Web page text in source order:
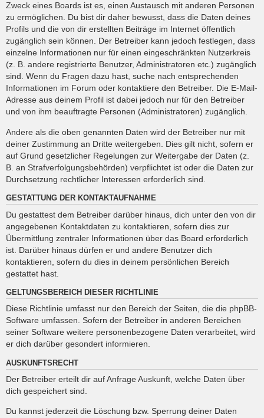
Zweck eines Boards ist es, einen Austausch mit anderen Personen
zu ermöglichen. Du bist dir daher bewusst, dass die Daten deines
Profils und die von dir erstellten Beiträge im Internet öffentlich
zugänglich sein können. Der Betreiber kann jedoch festlegen, dass
einzelne Informationen nur für einen eingeschränkten Nutzerkreis
(z. B. andere registrierte Benutzer, Administratoren etc.) zugänglich
sind. Wenn du Fragen dazu hast, suche nach entsprechenden
Informationen im Forum oder kontaktiere den Betreiber. Die E-Mail-
Adresse aus deinem Profil ist dabei jedoch nur für den Betreiber
und von ihm beauftragte Personen (Administratoren) zugänglich.
Andere als die oben genannten Daten wird der Betreiber nur mit
deiner Zustimmung an Dritte weitergeben. Dies gilt nicht, sofern er
auf Grund gesetzlicher Regelungen zur Weitergabe der Daten (z.
B. an Strafverfolgungsbehörden) verpflichtet ist oder die Daten zur
Durchsetzung rechtlicher Interessen erforderlich sind.
GESTATTUNG DER KONTAKTAUFNAHME
Du gestattest dem Betreiber darüber hinaus, dich unter den von dir
angegebenen Kontaktdaten zu kontaktieren, sofern dies zur
Übermittlung zentraler Informationen über das Board erforderlich
ist. Darüber hinaus dürfen er und andere Benutzer dich
kontaktieren, sofern du dies in deinem persönlichen Bereich
gestattet hast.
GELTUNGSBEREICH DIESER RICHTLINIE
Diese Richtlinie umfasst nur den Bereich der Seiten, die die phpBB-
Software umfassen. Sofern der Betreiber in anderen Bereichen
seiner Software weitere personenbezogene Daten verarbeitet, wird
er dich darüber gesondert informieren.
AUSKUNFTSRECHT
Der Betreiber erteilt dir auf Anfrage Auskunft, welche Daten über
dich gespeichert sind.
Du kannst jederzeit die Löschung bzw. Sperrung deiner Daten